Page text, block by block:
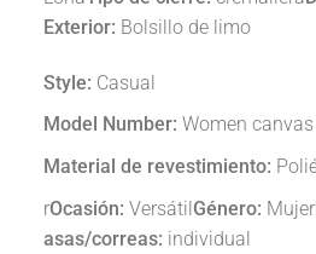
Exterior: Bolsillo de limo
Style: Casual
Model Number: Women
Material de revestimiento:
rOcasión: VersátilGénero: Mujer
asas/correas: individual